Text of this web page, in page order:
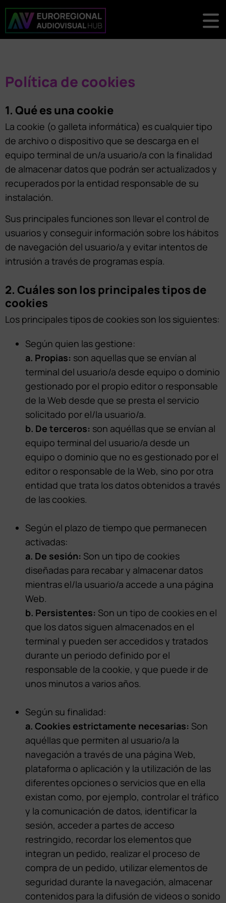
Política de cookies
1. Qué es una cookie
La cookie (o galleta informática) es cualquier tipo
de archivo o dispositivo que se descarga en el
equipo terminal de un/a usuario/a con la finalidad
de almacenar datos que podrán ser actualizados y
recuperados por la entidad responsable de su
instalación.
Sus principales funciones son llevar el control de
usuarios y conseguir información sobre los hábitos
de navegación del usuario/a y evitar intentos de
intrusión a través de programas espía.
2. Cuáles son los principales tipos de
cookies
Los principales tipos de cookies son los siguientes:
Según quien las gestione:
a. Propias: son aquellas que se envían al
terminal del usuario/a desde equipo o dominio
gestionado por el propio editor o responsable
de la Web desde que se presta el servicio
solicitado por el/la usuario/a.
b. De terceros: son aquéllas que se envían al
equipo terminal del usuario/a desde un
equipo o dominio que no es gestionado por el
editor o responsable de la Web, sino por otra
entidad que trata los datos obtenidos a través
de las cookies.
Según el plazo de tiempo que permanecen
activadas:
a. De sesión: Son un tipo de cookies
diseñadas para recabar y almacenar datos
mientras el/la usuario/a accede a una página
Web.
b. Persistentes: Son un tipo de cookies en el
que los datos siguen almacenados en el
terminal y pueden ser accedidos y tratados
durante un periodo definido por el
responsable de la cookie, y que puede ir de
unos minutos a varios años.
Según su finalidad:
a. Cookies estrictamente necesarias: Son
aquéllas que permiten al usuario/a la
navegación a través de una página Web,
plataforma o aplicación y la utilización de las
diferentes opciones o servicios que en ella
existan como, por ejemplo, controlar el tráfico
y la comunicación de datos, identificar la
sesión, acceder a partes de acceso
restringido, recordar los elementos que
integran un pedido, realizar el proceso de
compra de un pedido, utilizar elementos de
seguridad durante la navegación, almacenar
contenidos para la difusión de videos o sonido